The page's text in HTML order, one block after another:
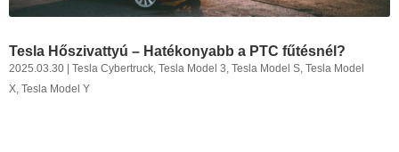
Tesla Hőszivattyú – Hatékonyabb a PTC fűtésnél?
2025.03.30 |Tesla Cybertruck,Tesla Model 3,Tesla Model S,Tesla Model
X,Tesla Model Y